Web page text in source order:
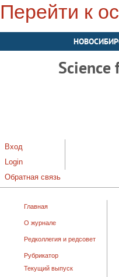
Перейти к
Science
Вход
Login
Обратная связь
Главная
О журнале
Редколлегия и редсовет
Рубрикатор
Текущий выпуск